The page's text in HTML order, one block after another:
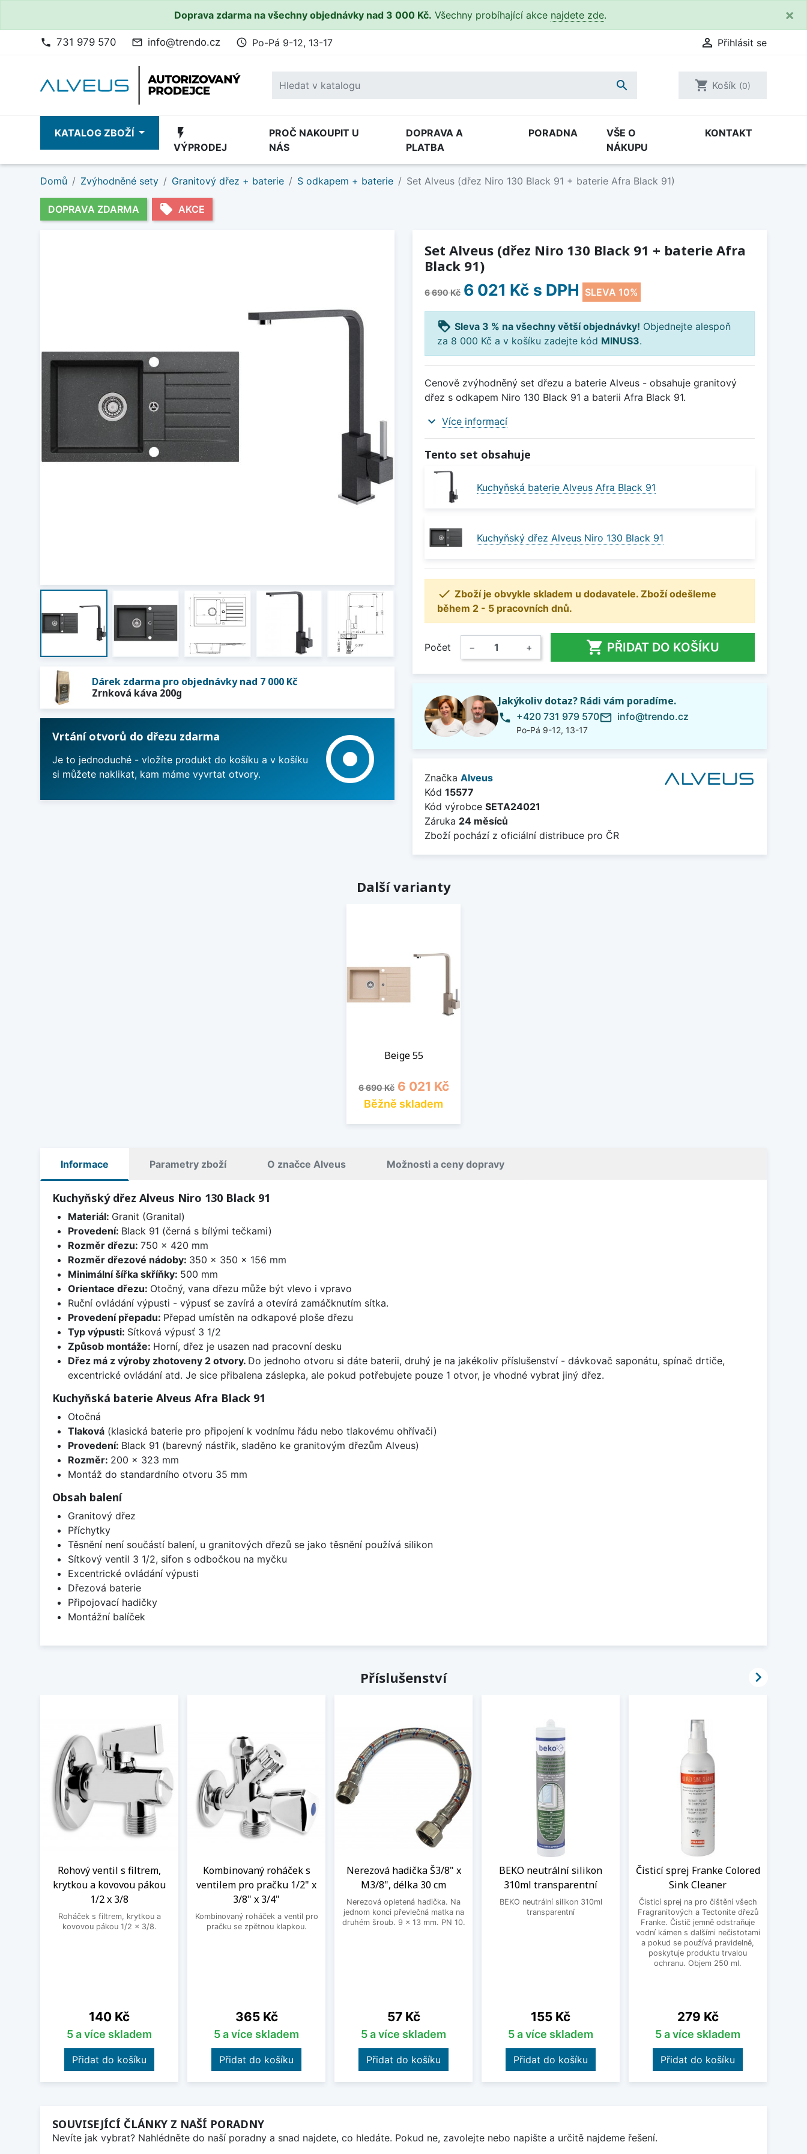
Doprava zdarma na všechny objednávky nad 3 000 Kč. Všechny probíhající akce najdete zde. ×
phone 731 979 570 mail_outline info@trendo.cz access_time Po-Pá 9-12, 13-17  Přihlásit se
 shopping_cart Košík (0)
KATALOG ZBOŽÍ flash_on
VÝPRODEJ
PROČ NAKOUPIT U
NÁS
DOPRAVA A
PLATBA
PORADNA
VŠE O
NÁKUPU
KONTAKT
Domů Zvýhodněné sety Granitový dřez + baterie S odkapem + baterie Set Alveus (dřez Niro 130 Black 91 + baterie Afra Black 91)
DOPRAVA ZDARMA local_offer AKCE
Dárek zdarma pro objednávky nad 7 000 Kč
Zrnková káva 200g
Vrtání otvorů do dřezu zdarma
Je to jednoduché - vložíte produkt do košíku a v košíku
si můžete naklikat, kam máme vyvrtat otvory.
adjust
Set Alveus (dřez Niro 130 Black 91 + baterie Afra
Black 91)
6 690 Kč 6 021 Kč s DPH SLEVA 10%
loyalty Sleva 3 % na všechny větší objednávky! Objednejte alespoň
za 8 000 Kč a v košíku zadejte kód MINUS3.
Cenově zvýhodněný set dřezu a baterie Alveus - obsahuje granitový
dřez s odkapem Niro 130 Black 91 a baterii Afra Black 91.
expand_more Více informací
Tento set obsahuje
Kuchyňská baterie Alveus Afra Black 91
Kuchyňský dřez Alveus Niro 130 Black 91
 Zboží je obvykle skladem u dodavatele. Zboží odešleme
během 2 - 5 pracovních dnů.
Počet − +  PŘIDAT DO KOŠÍKU
Jakýkoliv dotaz? Rádi vám poradíme.
phone +420 731 979 570
Po-Pá 9-12, 13-17
mail_outline info@trendo.cz
Značka Alveus
Kód 15577
Kód výrobce SETA24021
Záruka 24 měsíců
Zboží pochází z oficiální distribuce pro ČR
Další varianty
Beige 55
Běžná cena
6 690 Kč Cena
6 021 Kč
Běžně skladem
Informace Parametry zboží O značce Alveus Možnosti a ceny dopravy
Kuchyňský dřez Alveus Niro 130 Black 91
Materiál: Granit (Granital)
Provedení: Black 91 (černá s bílými tečkami)
Rozměr dřezu: 750 x 420 mm
Rozměr dřezové nádoby: 350 x 350 x 156 mm
Minimální šířka skříňky: 500 mm
Orientace dřezu: Otočný, vana dřezu může být vlevo i vpravo
Ruční ovládání výpusti - výpusť se zavírá a otevírá zamáčknutím sítka.
Provedení přepadu: Přepad umístěn na odkapové ploše dřezu
Typ výpusti: Sítková výpusť 3 1/2
Způsob montáže: Horní, dřez je usazen nad pracovní desku
Dřez má z výroby zhotoveny 2 otvory. Do jednoho otvoru si dáte baterii, druhý je na jakékoliv příslušenství - dávkovač saponátu, spínač drtiče,
excentrické ovládání atd. Je sice přibalena záslepka, ale pokud potřebujete pouze 1 otvor, je vhodné vybrat jiný dřez.
Kuchyňská baterie Alveus Afra Black 91
Otočná
Tlaková(klasická baterie pro připojení k vodnímu řádu nebo tlakovému ohřívači)
Provedení: Black 91 (barevný nástřik, sladěno ke granitovým dřezům Alveus)
Rozměr: 200 x 323 mm
Montáž do standardního otvoru 35 mm
Obsah balení
Granitový dřez
Příchytky
Těsnění není součástí balení, u granitových dřezů se jako těsnění používá silikon
Sítkový ventil 3 1/2, sifon s odbočkou na myčku
Excentrické ovládání výpusti
Dřezová baterie
Připojovací hadičky
Montážní balíček
Příslušenství
Rohový ventil s filtrem,
krytkou a kovovou pákou
1/2 x 3/8
Roháček s filtrem, krytkou a
kovovou pákou 1/2 x 3/8.
Cena
140 Kč
5 a více skladem
Přidat do košíku
Kombinovaný roháček s
ventilem pro pračku 1/2" x
3/8" x 3/4"
Kombinovaný roháček a ventil pro
pračku se zpětnou klapkou.
Cena
365 Kč
5 a více skladem
Přidat do košíku
Nerezová hadička Š3/8" x
M3/8", délka 30 cm
Nerezová opletená hadička. Na
jednom konci převlečná matka na
druhém šroub. 9 x 13 mm. PN 10.
Cena
57 Kč
5 a více skladem
Přidat do košíku
BEKO neutrální silikon
310ml transparentní
BEKO neutrální silikon 310ml
transparentní
Cena
155 Kč
5 a více skladem
Přidat do košíku
Čisticí sprej Franke Colored
Sink Cleaner
Čisticí sprej na pro čištění všech
Fragranitových a Tectonite dřezů
Franke. Čistič jemně odstraňuje
vodní kámen s dalšími nečistotami
a pokud se používá pravidelně,
poskytuje produktu trvalou
ochranu. Objem 250 ml.
Cena
279 Kč
5 a více skladem
Přidat do košíku

SOUVISEJÍCÍ ČLÁNKY Z NAŠÍ PORADNY
Nevíte jak vybrat? Nahlédněte do naší poradny a snad najdete, co hledáte. Pokud ne, zavolejte nebo napište a určitě najdeme řešení.